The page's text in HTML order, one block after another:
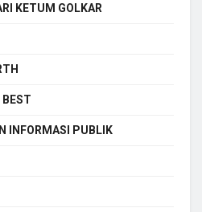
KETUM GOLKAR
INFORMASI PUBLIK